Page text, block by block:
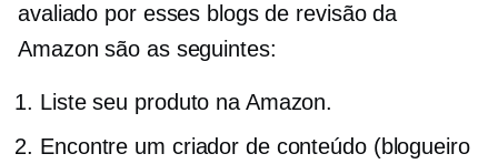
avaliado por esses blogs de revisão da
Amazon são as seguintes:
Liste seu produto na Amazon.
Encontre um criador de conteúdo (blogueiro